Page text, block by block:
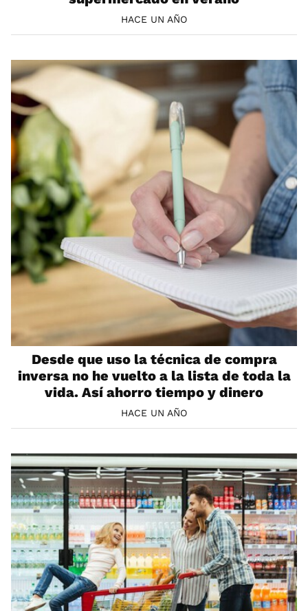
HACE UN AÑO
Desde que uso la técnica de compra
inversa no he vuelto a la lista de toda la
vida. Así ahorro tiempo y dinero
HACE UN AÑO